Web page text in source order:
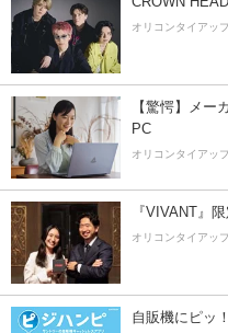
オリコンタイアッ
【驚愕】メー
PC
オリコンタイアッ
『VIVANT』
オリコンタイアッ
自販機にピッ